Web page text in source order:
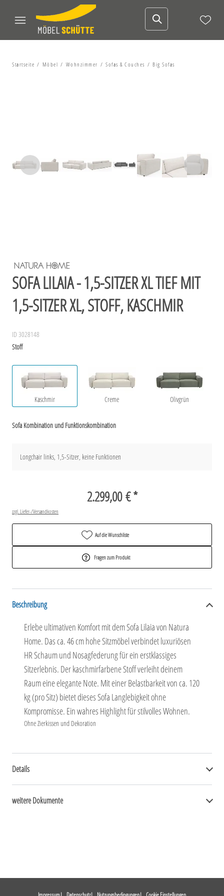
Startseite Möbel Wohnzimmer Sofas & Couches Big Sofas
SOFA LILAIA - 1,5-SITZER XL TIEF MIT
1,5-SITZER XL, STOFF, KASCHMIR
ID 3028148
Stoff
Kaschmir Creme Olivgrün
Sofa Kombination und Funktionskombination
Longchair links, 1,5-Sitzer, keine Funktionen
2.299,00 € *
zzgl. Liefer-/Versandkosten
Auf die Wunschliste
Fragen zum Produkt
Beschreibung
Erlebe ultimativen Komfort mit dem Sofa Lilaia von Natura
Home. Das ca. 46 cm hohe Sitzmöbel verbindet luxuriösen
HR Schaum und Nosagfederung für ein erstklassiges
Sitzerlebnis. Der kaschmirfarbene Stoff verleiht deinem
Raum eine elegante Note. Mit einer Belastbarkeit von ca. 120
kg (pro Sitz) bietet dieses Sofa Langlebigkeit ohne
Kompromisse. Ein wahres Highlight für stilvolles Wohnen.
Ohne Zierkissen und Dekoration
Details
weitere Dokumente